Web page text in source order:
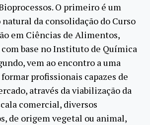
O primeiro é um
da consolidação do Curso
em Ciências de Alimentos,
base no Instituto de Química
vem ao encontro a uma
profissionais capazes de
através da viabilização da
comercial, diversos
de origem vegetal ou animal,